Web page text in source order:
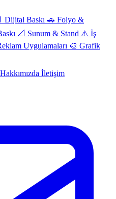
Dijital Baskı 🚗 Folyo &
📐 Sunum & Stand ⚠️ İş
Uygulamaları 🎨 Grafik
Hakkımızda İletişim